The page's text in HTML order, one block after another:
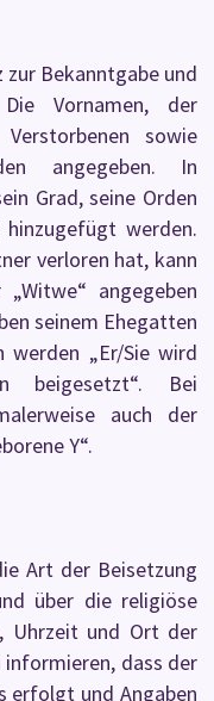
Bekanntgabe und
Vornamen, der
sowie
angegeben. In
Grad, seine Orden
werden.
verloren hat, kann
angegeben
seinem Ehegatten
werden „Er/Sie wird
beigesetzt“. Bei
auch der
Y“.
Art der Beisetzung
über die religiöse
Uhrzeit und Ort der
informieren, dass der
erfolgt und Angaben